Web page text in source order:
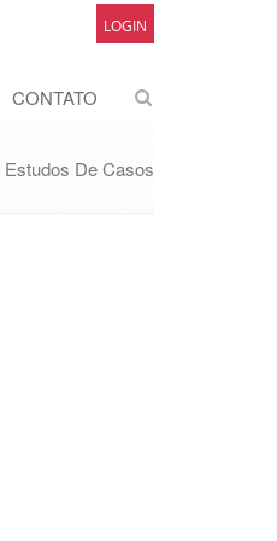
LOGIN
CONTATO
Estudos De Casos